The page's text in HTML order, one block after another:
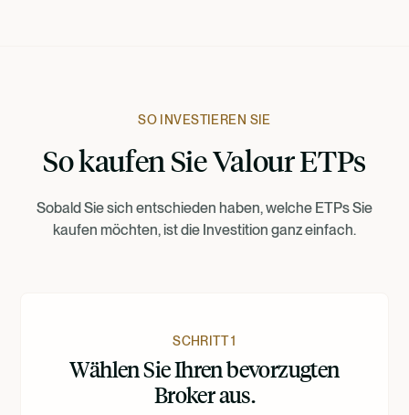
Suomi
Norsk
SO INVESTIEREN SIE
So kaufen Sie Valour ETPs
Sobald Sie sich entschieden haben, welche ETPs Sie
kaufen möchten, ist die Investition ganz einfach.
SCHRITT 1
Wählen Sie Ihren bevorzugten
Broker aus.